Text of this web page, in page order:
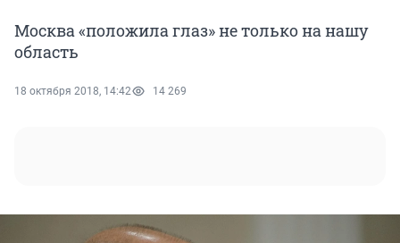
Москва «положила глаз» не только на нашу
область
18 октября 2018, 14:42 14 269